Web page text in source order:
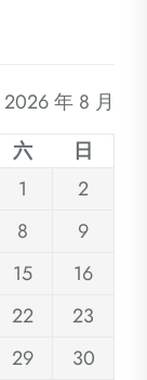
2026 年 8 月
六
日
1
2
8
9
15
16
22
23
29
30